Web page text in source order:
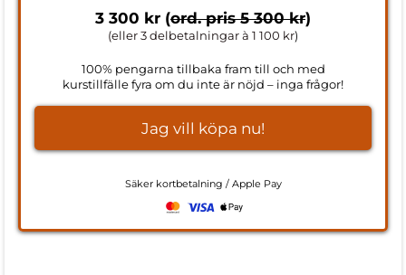
3 300 kr (ord. pris 5 300 kr)
(eller 3 delbetalningar à 1 100 kr)
100% pengarna tillbaka fram till och med
kurstillfälle fyra om du inte är nöjd – inga frågor!
Jag vill köpa nu!
Säker kortbetalning / Apple Pay